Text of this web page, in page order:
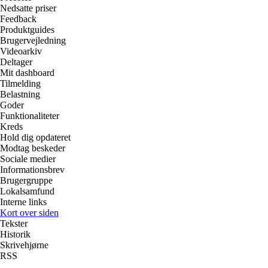
Nedsatte priser
Feedback
Produktguides
Brugervejledning
Videoarkiv
Deltager
Mit dashboard
Tilmelding
Belastning
Goder
Funktionaliteter
Kreds
Hold dig opdateret
Modtag beskeder
Sociale medier
Informationsbrev
Brugergruppe
Lokalsamfund
Interne links
Kort over siden
Tekster
Historik
Skrivehjørne
RSS